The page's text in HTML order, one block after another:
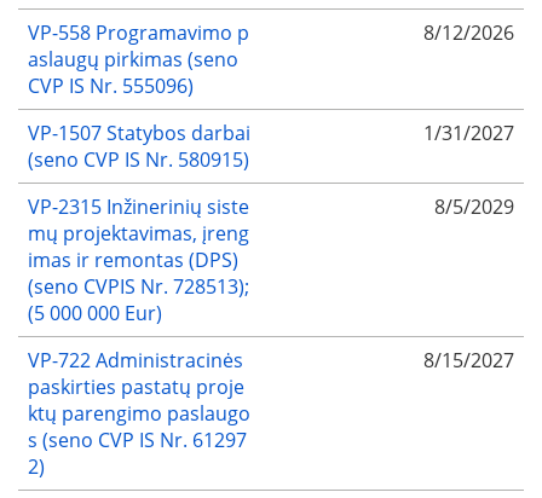
VP-558 Programavimo p
aslaugų pirkimas (seno
CVP IS Nr. 555096)
8/12/2026
VP-1507 Statybos darbai
(seno CVP IS Nr. 580915)
1/31/2027
VP-2315 Inžinerinių siste
mų projektavimas, įreng
imas ir remontas (DPS)
(seno CVPIS Nr. 728513);
(5 000 000 Eur)
8/5/2029
VP-722 Administracinės
paskirties pastatų proje
ktų parengimo paslaugo
s (seno CVP IS Nr. 61297
2)
8/15/2027